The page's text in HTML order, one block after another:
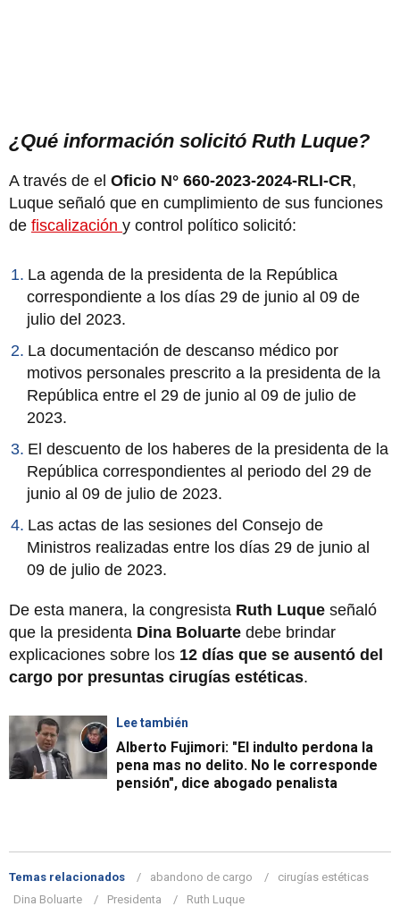
¿Qué información solicitó Ruth Luque?
A través de el Oficio N° 660-2023-2024-RLI-CR,
Luque señaló que en cumplimiento de sus funciones
de fiscalización y control político solicitó:
La agenda de la presidenta de la República
correspondiente a los días 29 de junio al 09 de
julio del 2023.
La documentación de descanso médico por
motivos personales prescrito a la presidenta de la
República entre el 29 de junio al 09 de julio de
2023.
El descuento de los haberes de la presidenta de la
República correspondientes al periodo del 29 de
junio al 09 de julio de 2023.
Las actas de las sesiones del Consejo de
Ministros realizadas entre los días 29 de junio al
09 de julio de 2023.
De esta manera, la congresista Ruth Luque señaló
que la presidenta Dina Boluarte debe brindar
explicaciones sobre los 12 días que se ausentó del
cargo por presuntas cirugías estéticas.
Lee también
Alberto Fujimori: "El indulto perdona la
pena mas no delito. No le corresponde
pensión", dice abogado penalista
Temas relacionados abandono de cargo
cirugías estéticas
Dina Boluarte
Presidenta Ruth Luque